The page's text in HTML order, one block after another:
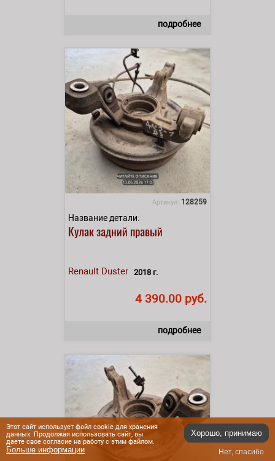
подробнее
Артикул: 128259
Название детали:
Кулак задний правый
Renault Duster 2018 г.
4 390.00 руб.
подробнее
Этот сайт использует файл cookie для хранения
данных. Продолжая использовать сайт, вы
даете свое согласие на работу с этим файлом.
Больше информации
Хорошо, принимаю
Нет, спасибо